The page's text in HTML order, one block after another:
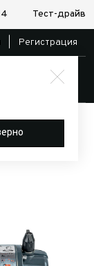
Тест-драйв
Регистрация
Лебедки